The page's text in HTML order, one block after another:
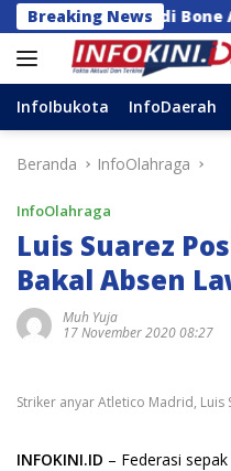
Langsung
ke
konten
Breaking News
3 Kg di Bone Aman,
InfoIbukota InfoDaerah
Beranda InfoOlahraga
InfoOlahraga
Luis Suarez
Bakal Absen
Muh Yuja
17 November 2020 08:27
Striker anyar Atletico Madrid,
INFOKINI.ID – Federasi